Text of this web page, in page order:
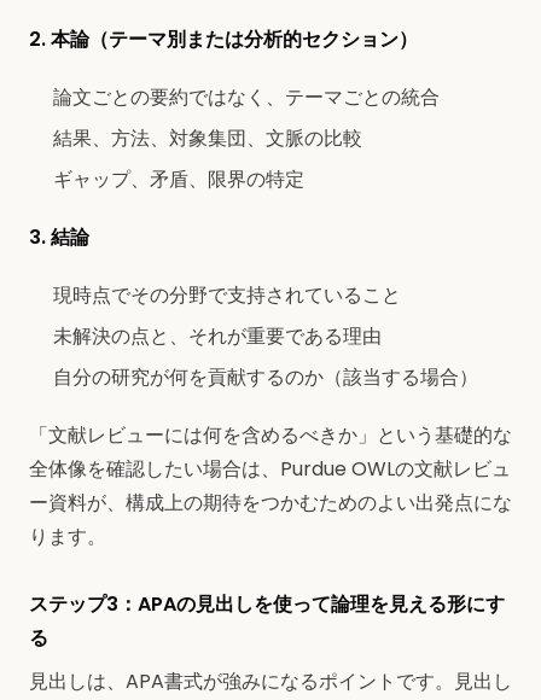
2. 本論（テーマ別または分析的セクション）
論文ごとの要約ではなく、テーマごとの統合
結果、方法、対象集団、文脈の比較
ギャップ、矛盾、限界の特定
3. 結論
現時点でその分野で支持されていること
未解決の点と、それが重要である理由
自分の研究が何を貢献するのか（該当する場合）
「文献レビューには何を含めるべきか」という基礎的な
全体像を確認したい場合は、Purdue OWLの文献レビュ
ー資料が、構成上の期待をつかむためのよい出発点にな
ります。
ステップ3：APAの見出しを使って論理を見える形にす
る
見出しは、APA書式が強みになるポイントです。見出し